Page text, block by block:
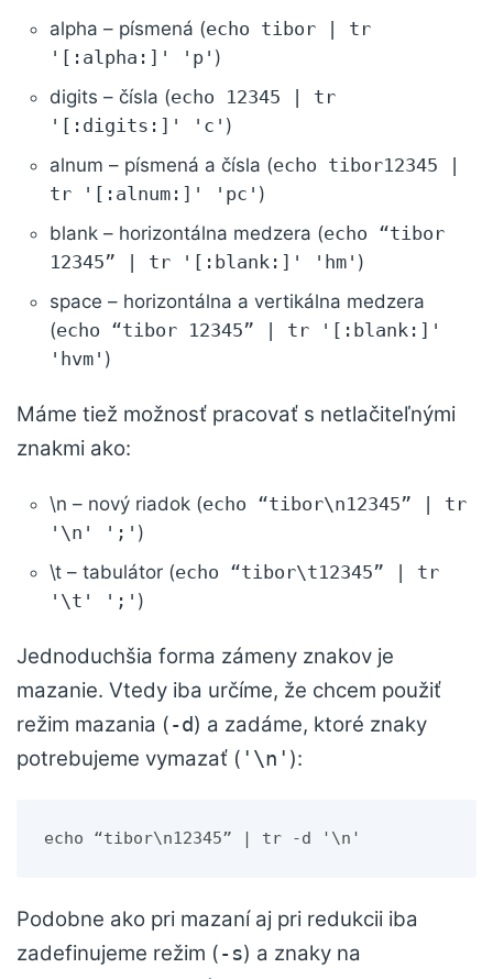
alpha – písmená (echo tibor | tr
'[:alpha:]' 'p' )
digits – čísla (echo 12345 | tr
'[:digits:]' 'c' )
alnum – písmená a čísla (echo tibor12345 |
tr '[:alnum:]' 'pc' )
blank – horizontálna medzera (echo “tibor
12345” | tr '[:blank:]' 'hm' )
space – horizontálna a vertikálna medzera
(echo “tibor 12345” | tr '[:blank:]'
'hvm' )
Máme tiež možnosť pracovať s netlačiteľnými
znakmi ako:
\n – nový riadok (echo “tibor\n12345” | tr
'\n' ';' )
\t – tabulátor (echo “tibor\t12345” | tr
'\t' ';' )
Jednoduchšia forma zámeny znakov je
mazanie. Vtedy iba určíme, že chcem použiť
režim mazania (-d) a zadáme, ktoré znaky
potrebujeme vymazať ( '\n' ):
echo “tibor\n12345” | tr -d '\n'
Podobne ako pri mazaní aj pri redukcii iba
zadefinujeme režim (-s) a znaky na